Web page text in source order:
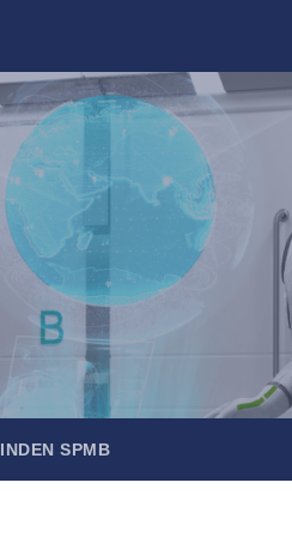
INDEN SPMB